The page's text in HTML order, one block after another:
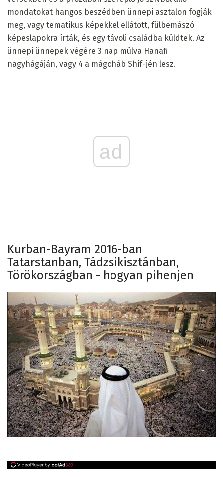
mondatokat hangos beszédben ünnepi asztalon fogják
meg, vagy tematikus képekkel ellátott, fülbemászó
képeslapokra írták, és egy távoli családba küldtek. Az
ünnepi ünnepek végére 3 nap múlva Hanafi
nagyhágáján, vagy 4 a mágoháb Shif-jén lesz.
ad
Kurban-Bayram 2016-ban
Tatarstanban, Tádzsikisztánban,
Törökországban - hogyan pihenjen